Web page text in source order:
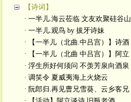
【诗词】
· 一半儿.海云莅临 文友欢聚硅谷山
· 一半儿.观鸟 by 拔牙诗妹
· 【一半儿（北曲.中吕宫）】诗酒
· 【一半儿（北曲 中吕宫）】阿立
· 浮生所好何须问 不羡芳泉向酒泉
· 调笑令 夏威夷海上火烧云
· 阮郎归.再见曹兄雪葵、云乡客兄